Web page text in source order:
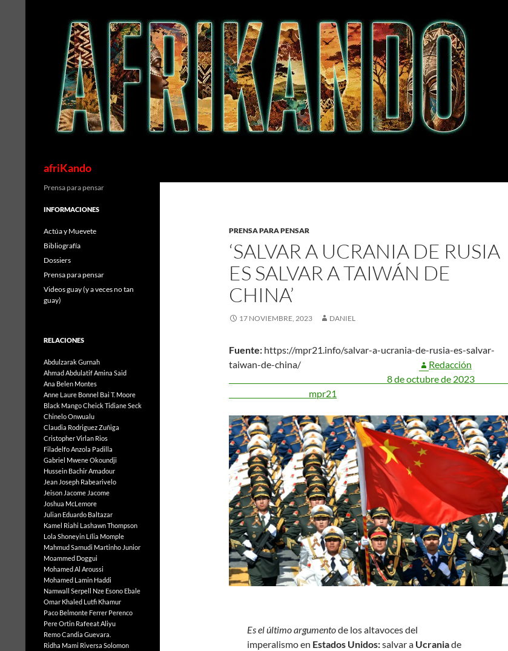
afriKando
PRENSA PARA PENSAR
‘SALVAR A UCRANIA DE RUSIA
ES SALVAR A TAIWÁN DE
CHINA’
17 NOVIEMBRE, 2023 DANIEL
Fuente: https://mpr21.info/salvar-a-ucrania-de-rusia-es-salvar-
taiwan-de-china/
Redacción
8 de octubre de 2023
mpr21
Es el último argumentode los altavoces del
imperalismo en Estados Unidos:salvar a Ucraniade
Prensa para pensar
INFORMACIONES
Actúa y Muevete
Bibliografía
Dossiers
Prensa para pensar
Videos guay (y a veces no tan
guay)
RELACIONES
Abdulzarak Gurnah
Ahmad AbdulatifAmina Said
Ana Belen Montes
Anne Laure Bonnel Bai T. Moore
Black MangoCheick Tidiane Seck
Chinelo Onwualu
Claudia Rodriguez Zuñiga
Cristopher Virlan Rios
Filadelfo Anzola Padilla
Gabriel Mwene Okoundji
Hussein Bachir Amadour
Jean Joseph Rabearivelo
Jeison Jacome Jacome
Joshua McLemore
Julian Eduardo Baltazar
Kamel Riahi Lashawn Thompson
Lola Shoneyin Lília Momple
Mahmud Samudi Martinho Junior
Moammed Doggui
Mohamed Al Aroussi
Mohamed Lamin Haddi
Namwall Serpell Nze Esono Ebale
Omar Khaled Lutfi Khamur
Paco Belmonte Ferrer Perenco
Pere Ortin Rafeeat Aliyu
Remo Candia Guevara.
Ridha Mami Riversa Solomon